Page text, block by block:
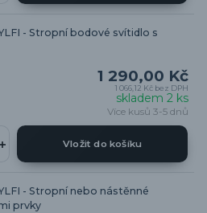
- Stropní bodové svítidlo s
1 290,00 Kč
1 066,12 Kč bez DPH
skladem 2 ks
Více kusů 3-5 dnů
Vložit do košíku
- Stropní nebo nástěnné
prvky